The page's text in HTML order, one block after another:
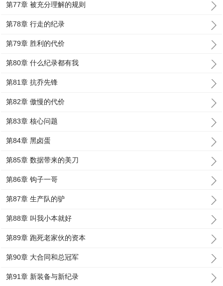
第77章 被充分理解的规则
第78章 行走的纪录
第79章 胜利的代价
第80章 什么纪录都有我
第81章 抗乔先锋
第82章 傲慢的代价
第83章 核心问题
第84章 黑卤蛋
第85章 数据带来的美刀
第86章 钩子一哥
第87章 生产队的驴
第88章 叫我小本就好
第89章 跑死老家伙的资本
第90章 大合同和总冠军
第91章 新装备与新纪录